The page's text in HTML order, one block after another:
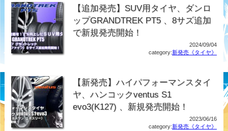
【追加発売】SUV用タイヤ、ダンロ
ップGRANDTREK PT5 、8サズ追加
で新規発売開始！
2024/09/04
category:新発売《タイヤ》
【新発売】ハイパフォーマンスタイ
ヤ、ハンコックventus S1
evo3(K127) 、新規発売開始！
2023/06/16
category:新発売《タイヤ》